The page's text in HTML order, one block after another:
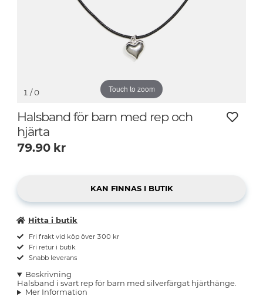
Touch to zoom
1 / 0
Halsband för barn med rep och
hjärta
79.90 kr
Hitta i butik
Fri frakt vid köp över 300 kr
Fri retur i butik
Snabb leverans
Beskrivning
Halsband i svart rep för barn med silverfärgat hjärthänge.
Mer Information